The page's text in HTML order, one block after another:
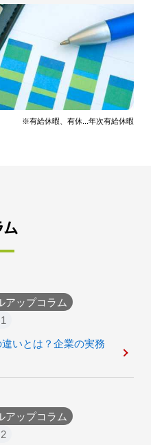
※有給休暇、有休...年次有給休暇
ム
アップコラム
いとは？企業の実務
アップコラム